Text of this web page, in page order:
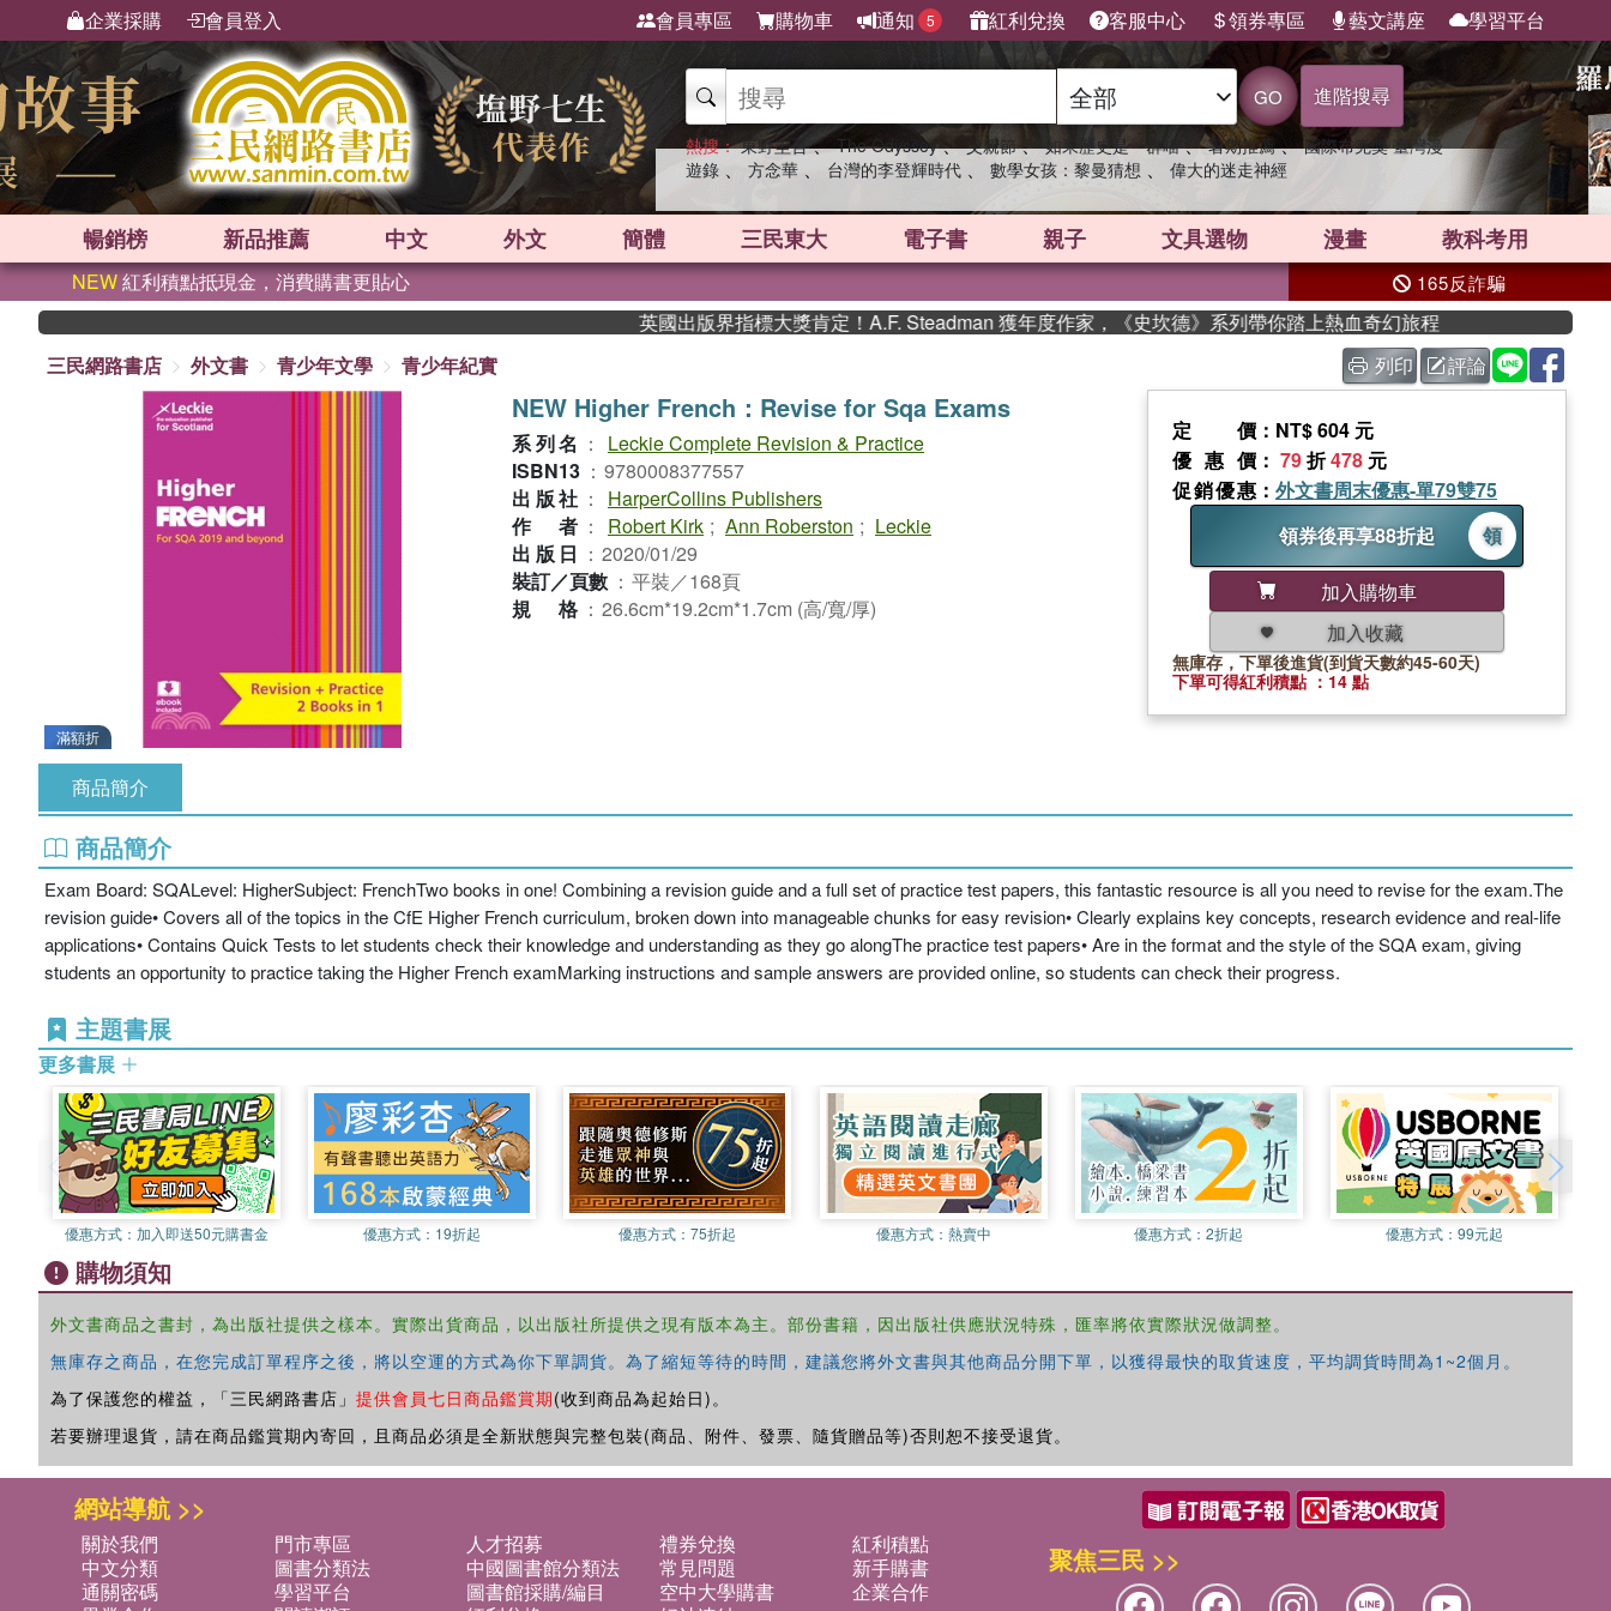
企業採購 會員登入 會員專區 購物車 通知 5 紅利兌換 客服中心 領券專區 藝文講座 學習平台
GO 進階搜尋
熱搜： 東野圭吾 、 The Odyssey 、 父親節 、 如果歷史是一群喵 、 暑期推薦 、 國際布克獎 臺灣漫
遊錄 、 方念華 、 台灣的李登輝時代 、 數學女孩：黎曼猜想 、 偉大的迷走神經
暢銷榜 新品推薦 中文 外文 簡體 三民東大 電子書 親子 文具選物 漫畫 教科考用
NEW紅利積點抵現金，消費購書更貼心 165反詐騙
英國出版界指標大獎肯定！A.F. Steadman 獲年度作家，《史坎德》系列帶你踏上熱血奇幻旅程
三民網路書店
外文書 青少年文學 青少年紀實 列印 評論
滿額折
NEW Higher French：Revise for Sqa Exams
系列名 ：
Leckie Complete Revision & Practice
ISBN13 ： 9780008377557
出版社 ：
HarperCollins Publishers
作者 ： Robert Kirk ; Ann Roberston ; Leckie
出版日 ： 2020/01/29
裝訂／頁數 ： 平裝／168頁
規格 ： 26.6cm*19.2cm*1.7cm (高/寬/厚)
定價 ：NT$ 604 元
優惠價 ： 79折478 元
促銷優惠 ： 外文書周末優惠-單79雙75
領券後再享88折起
領
加入購物車
加入收藏
無庫存，下單後進貨(到貨天數約45-60天)
下單可得紅利積點 ：14 點
商品簡介
商品簡介
Exam Board: SQALevel: HigherSubject: FrenchTwo books in one! Combining a revision guide and a full set of practice test papers, this fantastic resource is all you need to revise for the exam.The
revision guide• Covers all of the topics in the CfE Higher French curriculum, broken down into manageable chunks for easy revision• Clearly explains key concepts, research evidence and real-life
applications• Contains Quick Tests to let students check their knowledge and understanding as they go alongThe practice test papers• Are in the format and the style of the SQA exam, giving
students an opportunity to practice taking the Higher French examMarking instructions and sample answers are provided online, so students can check their progress.
主題書展
更多書展
優惠方式： 加入即送50元購書金 優惠方式： 19折起 優惠方式：75折起 優惠方式： 熱賣中 優惠方式：2折起 優惠方式：99元起
購物須知
外文書商品之書封，為出版社提供之樣本。實際出貨商品，以出版社所提供之現有版本為主。部份書籍，因出版社供應狀況特殊，匯率將依實際狀況做調整。
無庫存之商品，在您完成訂單程序之後，將以空運的方式為你下單調貨。為了縮短等待的時間，建議您將外文書與其他商品分開下單，以獲得最快的取貨速度，平均調貨時間為1~2個月。
為了保護您的權益，「三民網路書店」 提供會員七日商品鑑賞期(收到商品為起始日)。
若要辦理退貨，請在商品鑑賞期內寄回，且商品必須是全新狀態與完整包裝(商品、附件、發票、隨貨贈品等)否則恕不接受退貨。
網站導航 >>
關於我們 門市專區 人才招募 禮券兌換
紅利積點
中文分類
圖書分類法 中國圖書館分類法 常見問題
新手購書
通關密碼
學習平台 圖書館採購/編目 空中大學購書
企業合作
聚焦三民 >>